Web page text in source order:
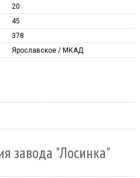
20
45
378
Ярославское / МКАД
завода "Лосинка"